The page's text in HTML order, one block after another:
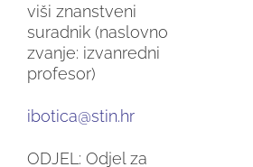
viši znanstveni
suradnik (naslovno
zvanje: izvanredni
profesor)
ibotica@stin.hr
ODJEL: Odjel za